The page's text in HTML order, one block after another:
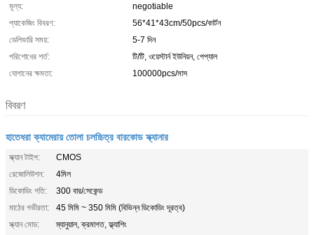
মূল্য:
negotiable
প্যাকেজিং বিবরণ:
56*41*43cm/50pcs/কার্টন
ডেলিভারি সময়:
5-7 দিন
পরিশোধের শর্ত:
টি/টি, ওয়েস্টার্ন ইউনিয়ন, পেপ্যাল
যোগানের ক্ষমতা:
100000pcs/মাস
বিবরণ
হাতেধরা ক্যামেরায় তোলা চলচ্চিত্র বারকোড স্ক্যানার
স্ক্যান টাইপ:
CMOS
রেজোলিউশন:
4মিল
ডিকোডিং গতি:
300 বার/সেকেন্ড
মাঠের গভীরতা:
45 মিমি ~ 350 মিমি (বিভিন্ন ডিকোডিং দূরত্ব)
স্ক্যান মোড:
ম্যানুয়াল, ক্রমাগত, ফ্ল্যাশিং